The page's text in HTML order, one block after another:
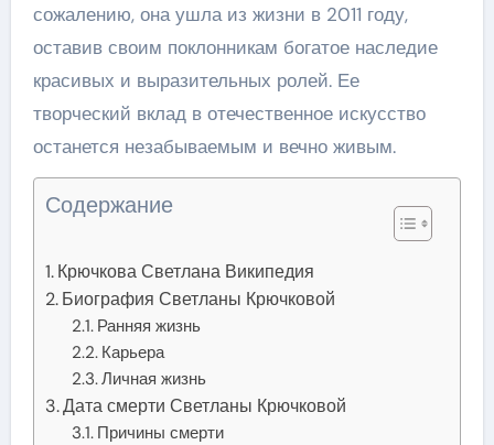
сожалению, она ушла из жизни в 2011 году,
оставив своим поклонникам богатое наследие
красивых и выразительных ролей. Ее
творческий вклад в отечественное искусство
останется незабываемым и вечно живым.
Содержание
Крючкова Светлана Википедия
Биография Светланы Крючковой
Ранняя жизнь
Карьера
Личная жизнь
Дата смерти Светланы Крючковой
Причины смерти